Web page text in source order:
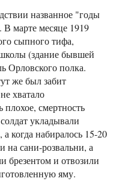
названное "годы
В марте месяце 1919
сыпного тифа,
(здание бывшей
Орловского полка.
же был забит
хватало
смертность
укладывали
когда набиралось 15-20
на сани-розвальни, а
брезентом и отвозили
яму.